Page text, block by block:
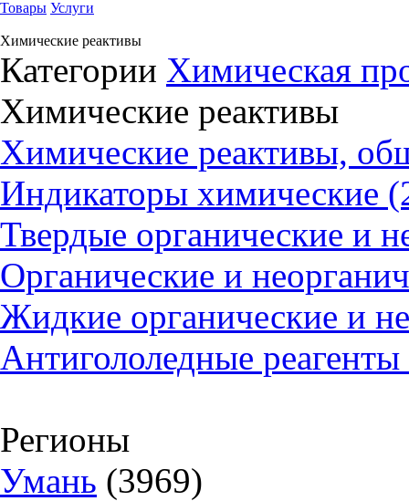
Товары Услуги
Химические реактивы
Категории Химическая
Химические реактивы
Химические реактивы,
Индикаторы химические
Твердые органические и
Органические и
Жидкие органические и
Антигололедные
Регионы
Умань (3969)